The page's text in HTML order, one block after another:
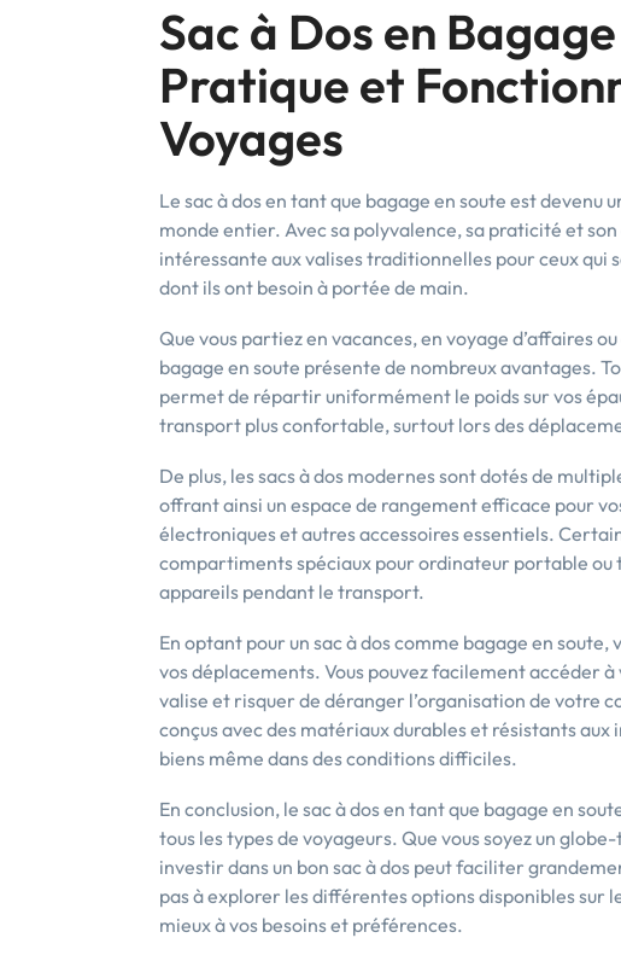
Sac à Dos en
Pratique et
Voyages
Le sac à dos en tant que bagage en soute est devenu
monde entier. Avec sa polyvalence, sa praticité et
intéressante aux valises traditionnelles pour ceux
dont ils ont besoin à portée de main.
Que vous partiez en vacances, en voyage d’affaires
bagage en soute présente de nombreux avantages.
permet de répartir uniformément le poids sur vos
transport plus confortable, surtout lors des
De plus, les sacs à dos modernes sont dotés de
offrant ainsi un espace de rangement efficace pour
électroniques et autres accessoires essentiels.
compartiments spéciaux pour ordinateur portable ou
appareils pendant le transport.
En optant pour un sac à dos comme bagage en
vos déplacements. Vous pouvez facilement accéder
valise et risquer de déranger l’organisation de votre
conçus avec des matériaux durables et résistants
biens même dans des conditions difficiles.
En conclusion, le sac à dos en tant que bagage en
tous les types de voyageurs. Que vous soyez un
investir dans un bon sac à dos peut faciliter
pas à explorer les différentes options disponibles sur
mieux à vos besoins et préférences.